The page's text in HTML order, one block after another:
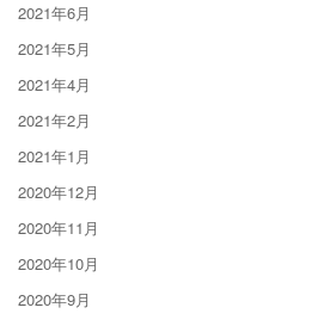
2021年6月
2021年5月
2021年4月
2021年2月
2021年1月
2020年12月
2020年11月
2020年10月
2020年9月